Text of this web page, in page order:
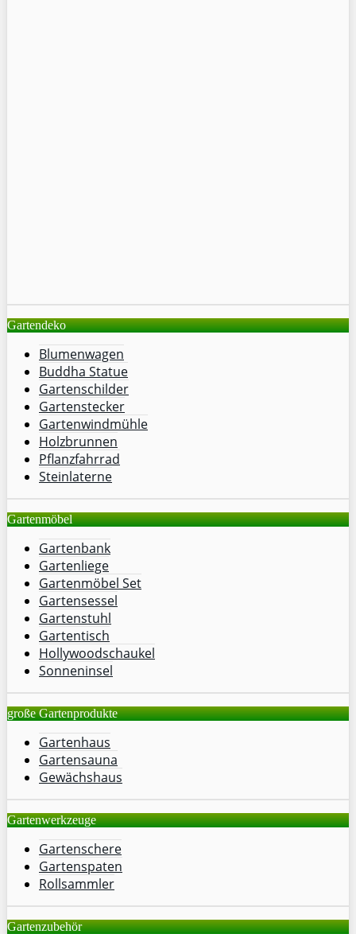
Gartendeko
Blumenwagen
Buddha Statue
Gartenschilder
Gartenstecker
Gartenwindmühle
Holzbrunnen
Pflanzfahrrad
Steinlaterne
Gartenmöbel
Gartenbank
Gartenliege
Gartenmöbel Set
Gartensessel
Gartenstuhl
Gartentisch
Hollywoodschaukel
Sonneninsel
große Gartenprodukte
Gartenhaus
Gartensauna
Gewächshaus
Gartenwerkzeuge
Gartenschere
Gartenspaten
Rollsammler
Gartenzubehör